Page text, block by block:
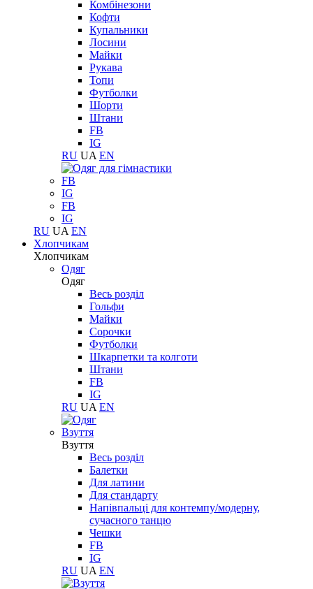
Комбінезони
Кофти
Купальники
Лосини
Майки
Рукава
Топи
Футболки
Шорти
Штани
FB
IG
RU UA EN
FB
IG
FB
IG
RU UA EN
Хлопчикам
Хлопчикам
Одяг
Одяг
Весь розділ
Гольфи
Майки
Сорочки
Футболки
Шкарпетки та колготи
Штани
FB
IG
RU UA EN
Взуття
Взуття
Весь розділ
Балетки
Для латини
Для стандарту
Напівпальці для контемпу/модерну,
сучасного танцю
Чешки
FB
IG
RU UA EN